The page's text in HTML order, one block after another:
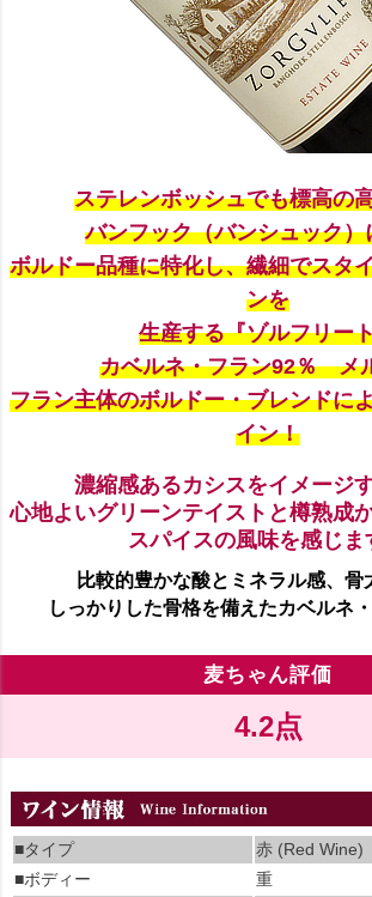
ステレンボッシュでも標高の
バンフック（バンシュック）
ボルドー品種に特化し、繊細でスタ
ンを
生産する『ゾルフリー
カベルネ・フラン92％ メ
フラン主体のボルドー・ブレンドに
イン！
濃縮感あるカシスをイメージ
心地よいグリーンテイストと樽熟成
スパイスの風味を感じま
比較的豊かな酸とミネラル感、骨
しっかりした骨格を備えたカベルネ
麦ちゃん評価
4.2点
■タイプ
赤 (Red Wine)
■ボディー
重